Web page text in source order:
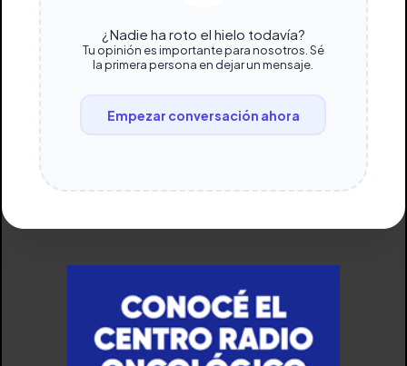
¿Nadie ha roto el hielo todavía?
Tu opinión es importante para nosotros. Sé
la primera persona en dejar un mensaje.
Empezar conversación ahora